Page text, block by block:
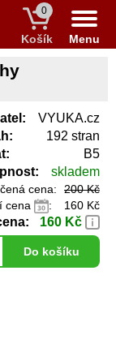
Menu
0
Košík
VYUKA.cz
192 stran
B5
skladem
cena:
200 Kč
cena
: 160 Kč
160 Kč
Do košíku